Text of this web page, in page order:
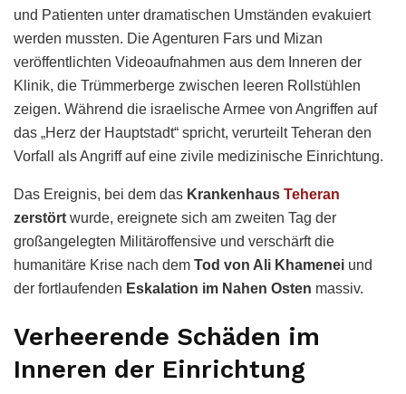
und Patienten unter dramatischen Umständen evakuiert
werden mussten. Die Agenturen Fars und Mizan
veröffentlichten Videoaufnahmen aus dem Inneren der
Klinik, die Trümmerberge zwischen leeren Rollstühlen
zeigen. Während die israelische Armee von Angriffen auf
das „Herz der Hauptstadt“ spricht, verurteilt Teheran den
Vorfall als Angriff auf eine zivile medizinische Einrichtung.
Das Ereignis, bei dem das Krankenhaus Teheran
zerstört wurde, ereignete sich am zweiten Tag der
großangelegten Militäroffensive und verschärft die
humanitäre Krise nach dem Tod von Ali Khamenei und
der fortlaufenden Eskalation im Nahen Osten massiv.
Verheerende Schäden im
Inneren der Einrichtung